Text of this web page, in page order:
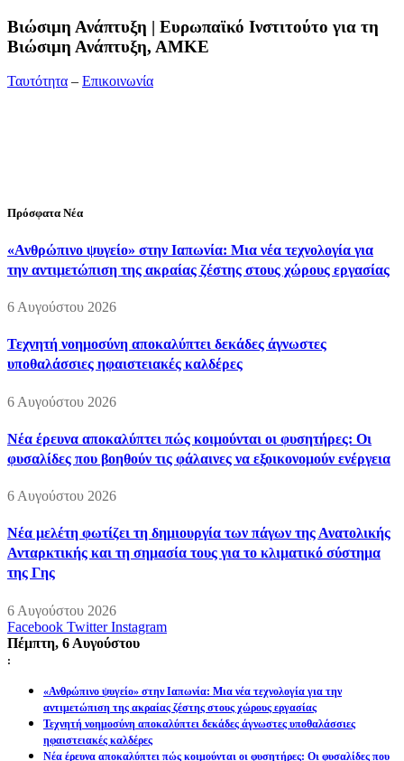
Bιώσιμη Ανάπτυξη | Ευρωπαϊκό Ινστιτούτο για τη
Βιώσιμη Ανάπτυξη, ΑΜΚΕ
Ταυτότητα – Επικοινωνία
Πρόσφατα Νέα
«Ανθρώπινο ψυγείο» στην Ιαπωνία: Μια νέα τεχνολογία για
την αντιμετώπιση της ακραίας ζέστης στους χώρους εργασίας
6 Αυγούστου 2026
Τεχνητή νοημοσύνη αποκαλύπτει δεκάδες άγνωστες
υποθαλάσσιες ηφαιστειακές καλδέρες
6 Αυγούστου 2026
Νέα έρευνα αποκαλύπτει πώς κοιμούνται οι φυσητήρες: Οι
φυσαλίδες που βοηθούν τις φάλαινες να εξοικονομούν ενέργεια
6 Αυγούστου 2026
Νέα μελέτη φωτίζει τη δημιουργία των πάγων της Ανατολικής
Ανταρκτικής και τη σημασία τους για το κλιματικό σύστημα
της Γης
6 Αυγούστου 2026
Facebook Twitter Instagram
Πέμπτη, 6 Αυγούστου
:
«Ανθρώπινο ψυγείο» στην Ιαπωνία: Μια νέα τεχνολογία για την
αντιμετώπιση της ακραίας ζέστης στους χώρους εργασίας
Τεχνητή νοημοσύνη αποκαλύπτει δεκάδες άγνωστες υποθαλάσσιες
ηφαιστειακές καλδέρες
Νέα έρευνα αποκαλύπτει πώς κοιμούνται οι φυσητήρες: Οι φυσαλίδες που